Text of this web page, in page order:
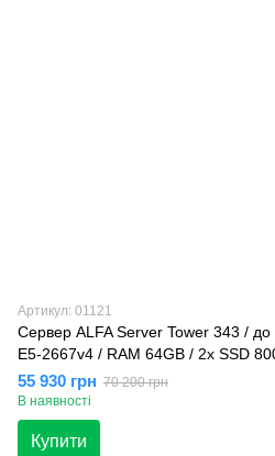
Артикул: 01121
Сервер ALFA Server Tower 343 / до
E5-2667v4 / RAM 64GB / 2x SSD
55 930 грн 70 200 грн
В наявності
Купити